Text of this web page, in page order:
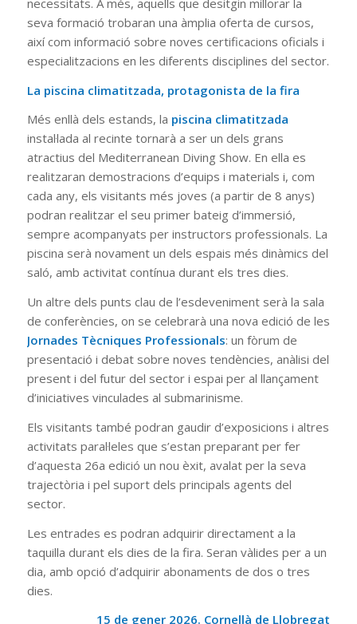
seva formació trobaran una àmplia oferta de cursos,
així com informació sobre noves certificacions oficials i
especialitzacions en les diferents disciplines del sector.
La piscina climatitzada, protagonista de la fira
Més enllà dels estands, la piscina climatitzada
instal·lada al recinte tornarà a ser un dels grans
atractius del Mediterranean Diving Show. En ella es
realitzaran demostracions d’equips i materials i, com
cada any, els visitants més joves (a partir de 8 anys)
podran realitzar el seu primer bateig d’immersió,
sempre acompanyats per instructors professionals. La
piscina serà novament un dels espais més dinàmics del
saló, amb activitat contínua durant els tres dies.
Un altre dels punts clau de l’esdeveniment serà la sala
de conferències, on se celebrarà una nova edició de les
Jornades Tècniques Professionals: un fòrum de
presentació i debat sobre noves tendències, anàlisi del
present i del futur del sector i espai per al llançament
d’iniciatives vinculades al submarinisme.
Els visitants també podran gaudir d’exposicions i altres
activitats paral·leles que s’estan preparant per fer
d’aquesta 26a edició un nou èxit, avalat per la seva
trajectòria i pel suport dels principals agents del
sector.
Les entrades es podran adquirir directament a la
taquilla durant els dies de la fira. Seran vàlides per a un
dia, amb opció d’adquirir abonaments de dos o tres
dies.
15 de gener 2026. Cornellà de Llobregat